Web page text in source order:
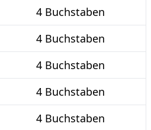
4 Buchstaben
4 Buchstaben
4 Buchstaben
4 Buchstaben
4 Buchstaben